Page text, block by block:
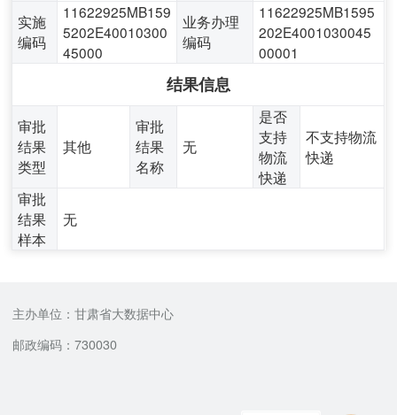
实施
编码
11622925MB159
5202E40010300
45000
业务办理
编码
11622925MB1595
202E4001030045
00001
结果信息
审批
结果
类型
其他
审批
结果
名称
无
是否
支持
物流
快递
不支持物流
快递
审批
结果
样本
无
主办单位：甘肃省大数据中心
邮政编码：730030